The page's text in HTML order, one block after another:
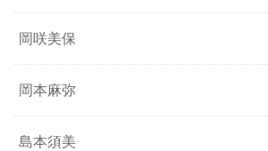
岡咲美保
岡本麻弥
島本須美